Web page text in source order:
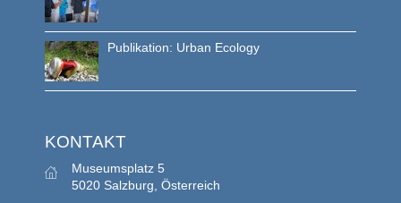
Publikation: Urban Ecology
KONTAKT
Museumsplatz 5
5020 Salzburg, Österreich